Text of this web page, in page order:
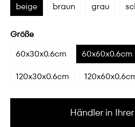
beige
braun grau
Größe
60x30x0.6cm
60x60x0.6cm
120x30x0.6cm
Händler in